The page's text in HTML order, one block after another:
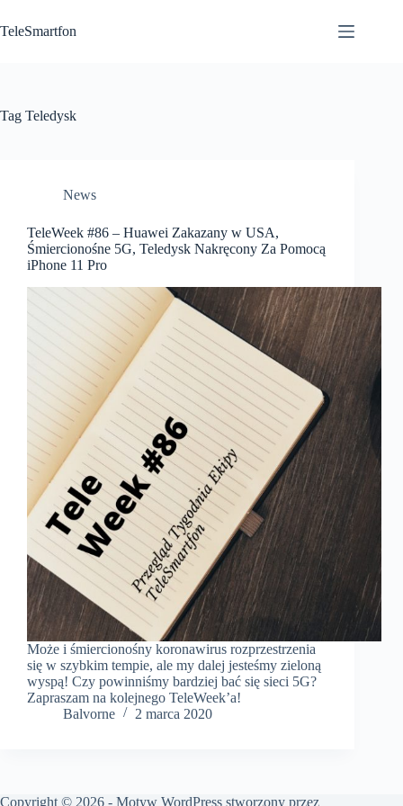
do
treści
TeleSmartfon
Tag Teledysk
News
TeleWeek #86 – Huawei Zakazany w USA,
Śmiercionośne 5G, Teledysk Nakręcony Za Pomocą
iPhone 11 Pro
Może i śmiercionośny koronawirus rozprzestrzenia
się w szybkim tempie, ale my dalej jesteśmy zieloną
wyspą! Czy powinniśmy bardziej bać się sieci 5G?
Zapraszam na kolejnego TeleWeek’a!
Balvorne
2 marca 2020
Copyright © 2026 - Motyw WordPress stworzony przez